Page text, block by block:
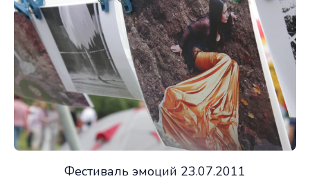
Фестиваль эмоций 23.07.2011